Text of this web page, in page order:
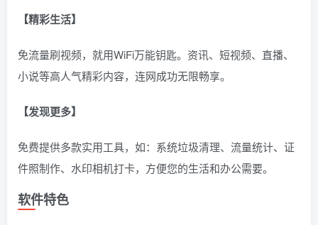
【精彩生活】
免流量刷视频，就用WiFi万能钥匙。资讯、短视频、直播、
小说等高人气精彩内容，连网成功无限畅享。
【发现更多】
免费提供多款实用工具，如：系统垃圾清理、流量统计、证
件照制作、水印相机打卡，方便您的生活和办公需要。
软件特色